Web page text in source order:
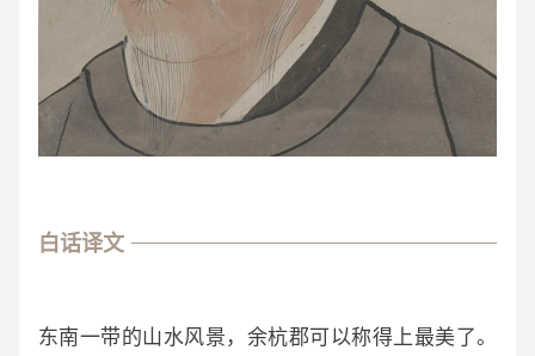
白话译文
东南一带的山水风景，余杭郡可以称得上最美了。